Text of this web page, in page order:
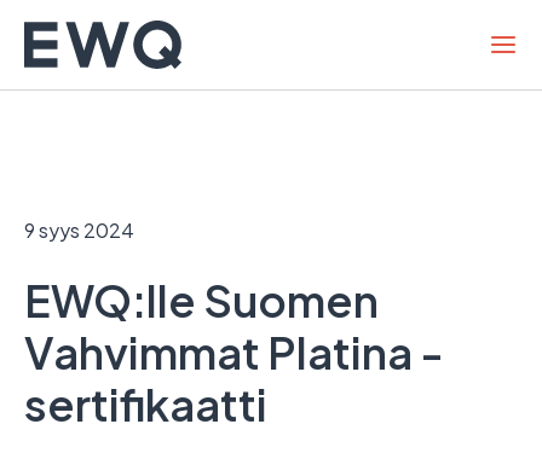
sisältöön
9 syys 2024
EWQ:lle Suomen
Vahvimmat Platina -
sertifikaatti